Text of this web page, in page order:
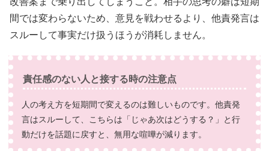
間では変わらないため、意見を戦わせるより、他責発言は
スルーして事実だけ扱うほうが消耗しません。
責任感のない人と接する時の注意点
人の考え方を短期間で変えるのは難しいものです。他責発
言はスルーして、こちらは「じゃあ次はどうする？」と行
動だけを話題に戻すと、無用な喧嘩が減ります。